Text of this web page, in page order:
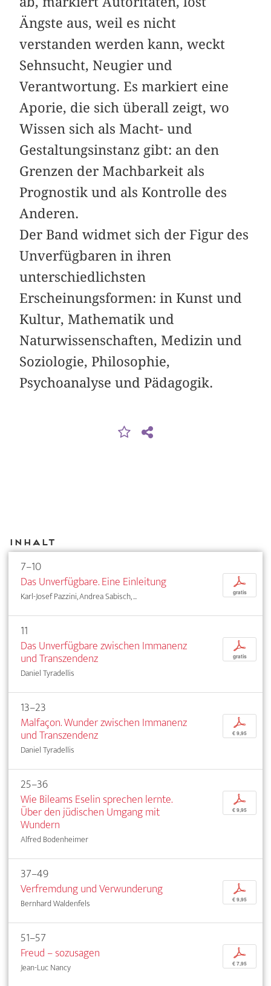
Ängste aus, weil es nicht
verstanden werden kann, weckt
Sehnsucht, Neugier und
Verantwortung. Es markiert eine
Aporie, die sich überall zeigt, wo
Wissen sich als Macht- und
Gestaltungsinstanz gibt: an den
Grenzen der Machbarkeit als
Prognostik und als Kontrolle des
Anderen.
Der Band widmet sich der Figur des
Unverfügbaren in ihren
unterschiedlichsten
Erscheinungsformen: in Kunst und
Kultur, Mathematik und
Naturwissenschaften, Medizin und
Soziologie, Philosophie,
Psychoanalyse und Pädagogik.
Inhalt
7–10
Das Unverfügbare. Eine Einleitung
Karl-Josef Pazzini, Andrea Sabisch, ...
p
gratis
11
Das Unverfügbare zwischen Immanenz
und Transzendenz
Daniel Tyradellis
p
gratis
13–23
Malfaçon. Wunder zwischen Immanenz
und Transzendenz
Daniel Tyradellis
p
€ 9,95
25–36
Wie Bileams Eselin sprechen lernte.
Über den jüdischen Umgang mit
Wundern
Alfred Bodenheimer
p
€ 9,95
37–49
Verfremdung und Verwunderung
Bernhard Waldenfels
p
€ 9,95
51–57
Freud – sozusagen
Jean-Luc Nancy
p
€ 7,95